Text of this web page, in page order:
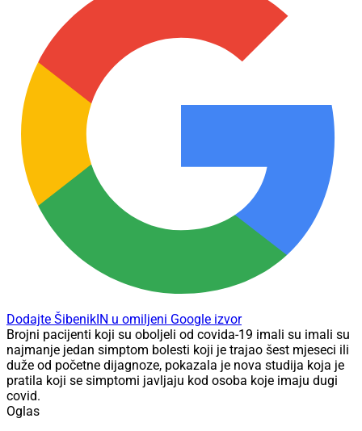
Dodajte ŠibenikIN u omiljeni Google izvor
Brojni pacijenti koji su oboljeli od covida-19 imali su imali su
najmanje jedan simptom bolesti koji je trajao šest mjeseci ili
duže od početne dijagnoze, pokazala je nova studija koja je
pratila koji se simptomi javljaju kod osoba koje imaju dugi
covid.
Oglas